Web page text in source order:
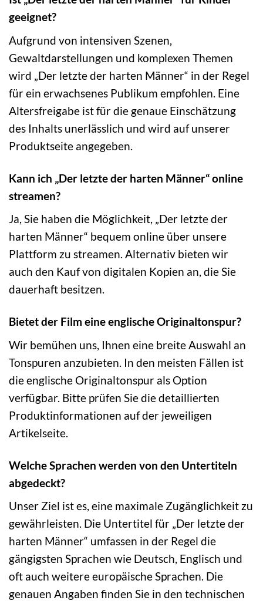
geeignet?
Aufgrund von intensiven Szenen,
Gewaltdarstellungen und komplexen Themen
wird „Der letzte der harten Männer“ in der Regel
für ein erwachsenes Publikum empfohlen. Eine
Altersfreigabe ist für die genaue Einschätzung
des Inhalts unerlässlich und wird auf unserer
Produktseite angegeben.
Kann ich „Der letzte der harten Männer“ online
streamen?
Ja, Sie haben die Möglichkeit, „Der letzte der
harten Männer“ bequem online über unsere
Plattform zu streamen. Alternativ bieten wir
auch den Kauf von digitalen Kopien an, die Sie
dauerhaft besitzen.
Bietet der Film eine englische Originaltonspur?
Wir bemühen uns, Ihnen eine breite Auswahl an
Tonspuren anzubieten. In den meisten Fällen ist
die englische Originaltonspur als Option
verfügbar. Bitte prüfen Sie die detaillierten
Produktinformationen auf der jeweiligen
Artikelseite.
Welche Sprachen werden von den Untertiteln
abgedeckt?
Unser Ziel ist es, eine maximale Zugänglichkeit zu
gewährleisten. Die Untertitel für „Der letzte der
harten Männer“ umfassen in der Regel die
gängigsten Sprachen wie Deutsch, Englisch und
oft auch weitere europäische Sprachen. Die
genauen Angaben finden Sie in den technischen